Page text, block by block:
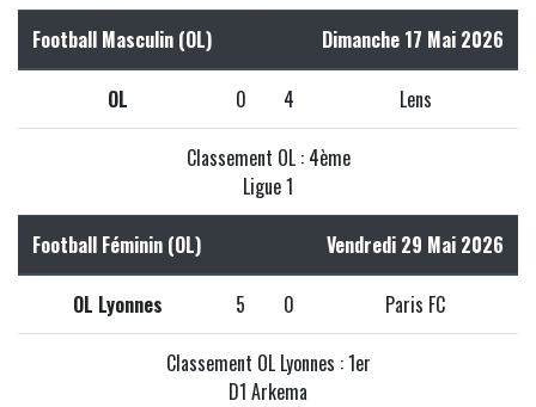
Football Masculin (OL) Dimanche 17 Mai 2026
OL 0 4 Lens
Classement OL : 4ème
Ligue 1
Football Féminin (OL) Vendredi 29 Mai 2026
OL Lyonnes 5 0 Paris FC
Classement OL Lyonnes : 1er
D1 Arkema